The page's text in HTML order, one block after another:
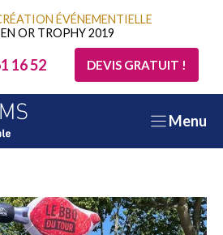
ÉVÉNEMENTIELLE
OR TROPHY 2019
16 52 DEVIS GRATUIT !
Menu